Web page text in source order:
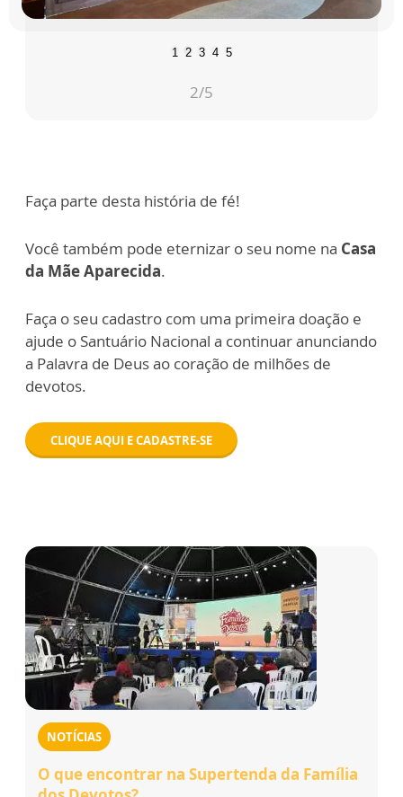
1 2 3 4 5
2/5
Faça parte desta história de fé!
Você também pode eternizar o seu nome na Casa
da Mãe Aparecida.
Faça o seu cadastro com uma primeira doação e
ajude o Santuário Nacional a continuar anunciando
a Palavra de Deus ao coração de milhões de
devotos.
CLIQUE AQUI E CADASTRE-SE
NOTÍCIAS
O que encontrar na Supertenda da Família